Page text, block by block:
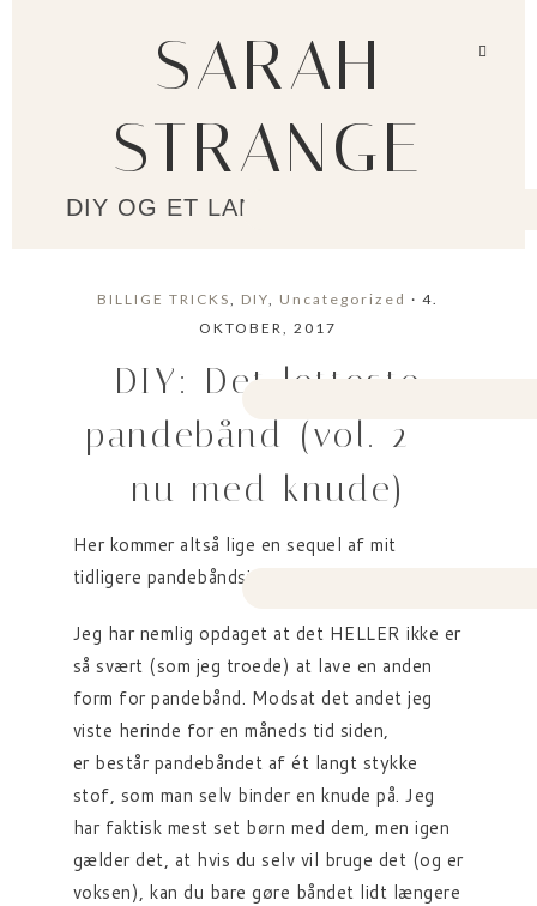
SARAH
STRANGE
DIY OG ET LANGSOMMERE LIV?
BILLIGE TRICKS, DIY, Uncategorized · 4.
OKTOBER, 2017
DIY: Det letteste
pandebånd (vol. 2 –
nu med knude)
Her kommer altså lige en sequel af mit
tidligere pandebåndsindlæg.
Jeg har nemlig opdaget at det HELLER ikke er
så svært (som jeg troede) at lave en anden
form for pandebånd. Modsat det andet jeg
viste herinde for en måneds tid siden,
er består pandebåndet af ét langt stykke
stof, som man selv binder en knude på. Jeg
har faktisk mest set børn med dem, men igen
gælder det, at hvis du selv vil bruge det (og er
voksen), kan du bare gøre båndet lidt længere